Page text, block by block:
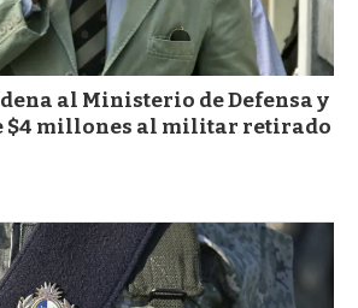
al Ministerio de Defensa y
$4 millones al militar retirado